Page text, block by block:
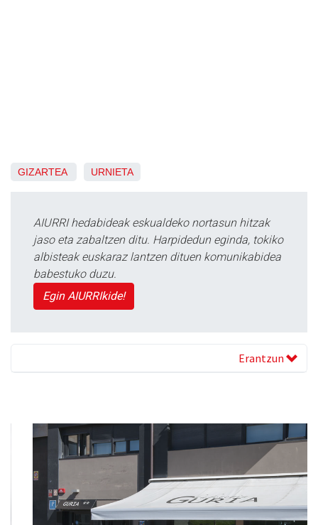
GIZARTEA URNIETA
AIURRI hedabideak eskualdeko nortasun hitzak
jaso eta zabaltzen ditu. Harpidedun eginda, tokiko
albisteak euskaraz lantzen dituen komunikabidea
babestuko duzu.
Egin AIURRIkide!
Erantzun